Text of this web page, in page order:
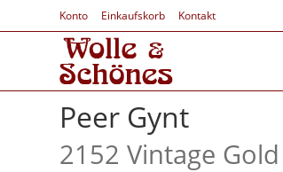
Konto Einkaufskorb Kontakt
Peer Gynt
2152 Vintage Gold